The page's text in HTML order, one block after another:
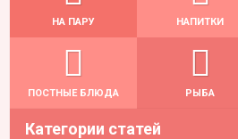
НА ПАРУ НАПИТКИ
ПОСТНЫЕ БЛЮДА РЫБА
Категории статей